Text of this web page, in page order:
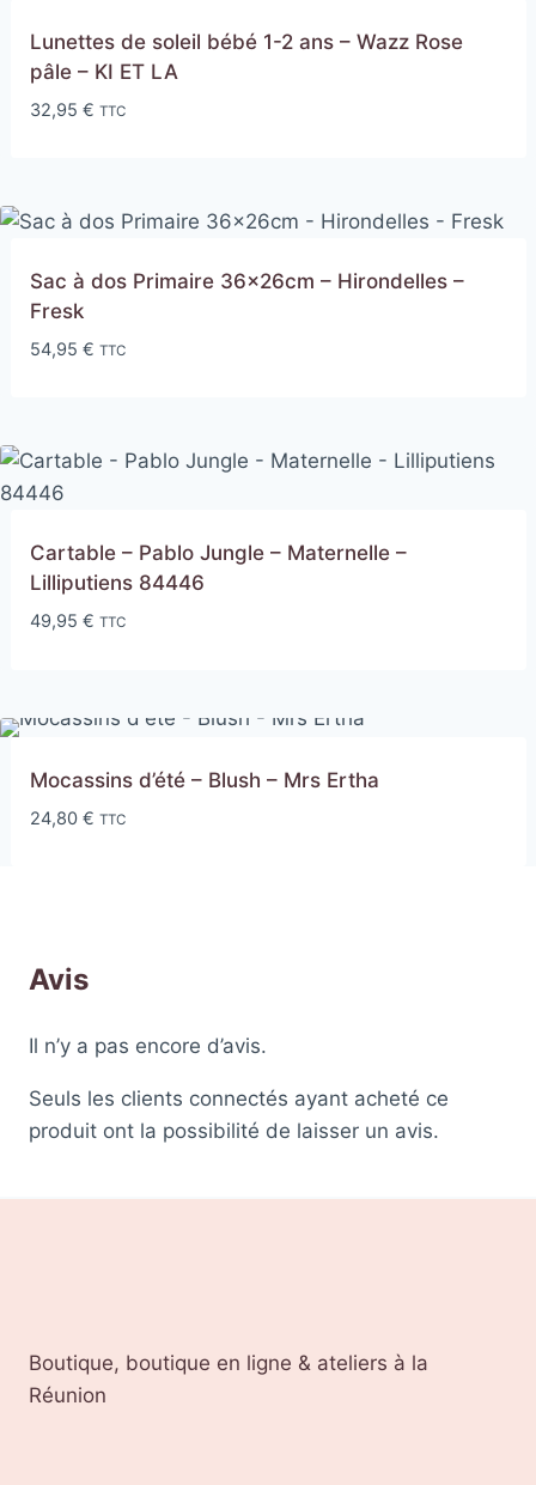
Lunettes de soleil bébé 1-2 ans – Wazz Rose
pâle – KI ET LA
32,95 € TTC
Sac à dos Primaire 36x26cm – Hirondelles –
Fresk
54,95 € TTC
Cartable – Pablo Jungle – Maternelle –
Lilliputiens 84446
49,95 € TTC
Mocassins d’été – Blush – Mrs Ertha
24,80 € TTC
Avis
Il n’y a pas encore d’avis.
Seuls les clients connectés ayant acheté ce
produit ont la possibilité de laisser un avis.
Boutique, boutique en ligne & ateliers à la
Réunion